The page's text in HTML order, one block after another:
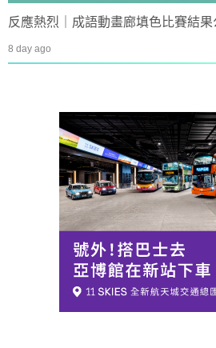
反應熱烈｜成語動畫廊填色比賽結
8 day ago